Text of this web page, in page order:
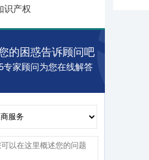
识产权
的困惑告诉顾问吧
专家顾问为您在线解答